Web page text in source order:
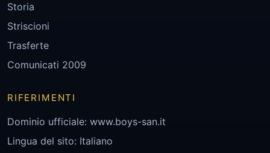
Storia
Striscioni
Trasferte
Comunicati 2009
RIFERIMENTI
Dominio ufficiale: www.boys-san.it
Lingua del sito: Italiano